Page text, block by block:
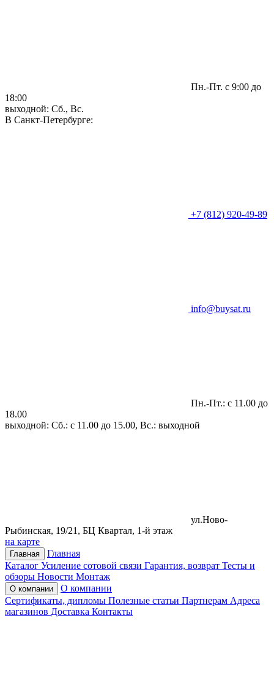
Пн.-Пт. с 9:00 до
18:00
выходной: Сб., Вс.
В Санкт-Петербурге:
+7 (812) 920-49-89
info@buysat.ru
Пн.-Пт.: с 11.00 до
18.00
выходной: Сб.: с 11.00 до 15.00, Вс.: выходной
ул.Ново-
Рыбинская, 19/21, БЦ Квартал, 1-й этаж
на карте
Главная
Главная
Каталог Усиление сотовой связи Гарантия, возврат Тесты и
обзоры Новости Монтаж
О компании
О компании
Сертификаты, дипломы Полезные статьи Партнерам Адреса
магазинов Доставка Контакты